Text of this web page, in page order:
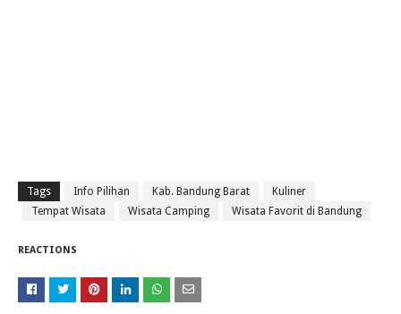
Tags Info Pilihan Kab. Bandung Barat
Kuliner
Tempat Wisata
Wisata Camping Wisata Favorit di Bandung
REACTIONS